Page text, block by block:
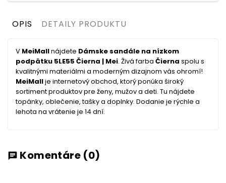
OPIS DETAILY PRODUKTU
V MeiMallnájdete Dámske sandále na nízkom
podpätku 5LE55 Čierna | Mei. Živá farba Čierna spolu s
kvalitnými materiálmi a moderným dizajnom vás ohromí!
MeiMallje internetový obchod, ktorý ponúka široký
sortiment produktov pre ženy, mužov a deti. Tu nájdete
topánky, oblečenie, tašky a doplnky. Dodanie je rýchle a
lehota na vrátenie je 14 dní.
chat Komentáre (0)